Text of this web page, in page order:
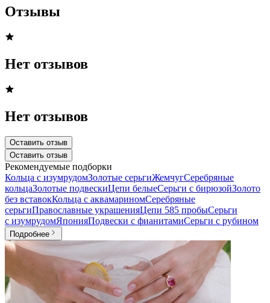
Отзывы
Нет отзывов
Нет отзывов
Оставить отзыв
Оставить отзыв
Рекомендуемые подборки
Кольца с изумрудомЗолотые серьгиЖемчугСеребряные
кольцаЗолотые подвескиЦепи белыеСерьги с бирюзойЗолото
без вставокКольца с аквамариномСеребряные
серьгиПравославные украшенияЦепи 585 пробыСерьги
с изумрудомЯпонияПодвески с фианитамиСерьги с рубином
Подробнее